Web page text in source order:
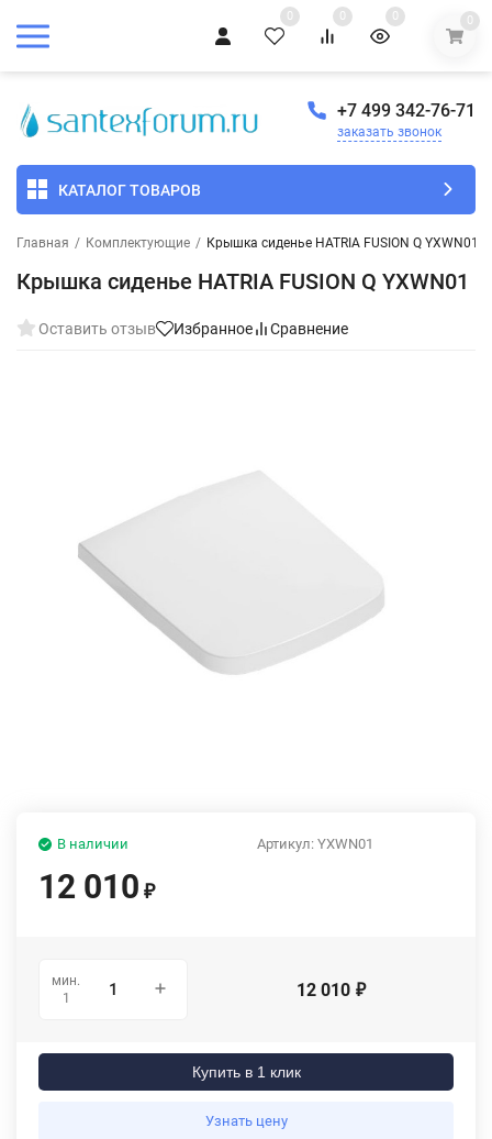
0 0 0 0
+7 499 342-76-71
заказать звонок
КАТАЛОГ ТОВАРОВ
Главная / Комплектующие / Крышка сиденье HATRIA FUSION Q YXWN01
Крышка сиденье HATRIA FUSION Q YXWN01
Оставить отзыв Избранное Сравнение
Артикул: YXWN01
В наличии
12 010 ₽
мин.
1
12 010 ₽
Купить в 1 клик
Узнать цену